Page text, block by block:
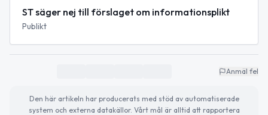
ST säger nej till förslaget om informationsplikt
Publikt
Anmäl fel
Den här artikeln har producerats med stöd av automatiserade
system och externa datakällor. Vårt mål är alltid att rapportera